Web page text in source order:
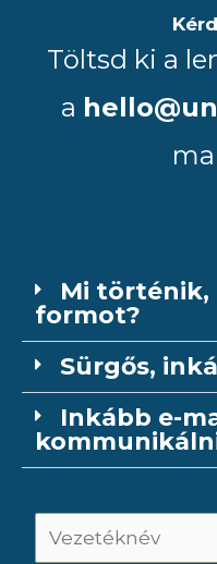
Töltsd ki a
a
Mi
formot?
Sürgős,
Inkább e-